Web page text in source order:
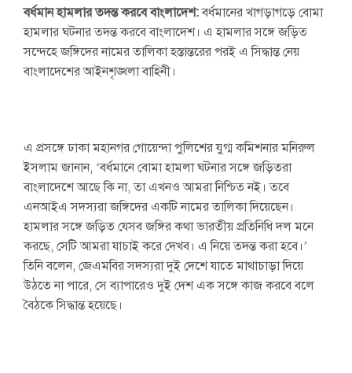
বর্ধমান হামলার তদন্ত করবে বাংলাদেশ:বর্ধমানের খাগড়াগড়ে বোমা
হামলার ঘটনার তদন্ত করবে বাংলাদেশ। এ হামলার সঙ্গে জড়িত
সন্দেহে জঙ্গিদের নামের তালিকা হস্তান্তরের পরই এ সিদ্ধান্ত নেয়
বাংলাদেশের আইনশৃঙ্খলা বাহিনী।
এ প্রসঙ্গে ঢাকা মহানগর গোয়েন্দা পুলিশের যুগ্ম কমিশনার মনিরুল
ইসলাম জানান, ‘বর্ধমানে বোমা হামলা ঘটনার সঙ্গে জড়িতরা
বাংলাদেশে আছে কি না, তা এখনও আমরা নিশ্চিত নই। তবে
এনআইএ সদস্যরা জঙ্গিদের একটি নামের তালিকা দিয়েছেন।
হামলার সঙ্গে জড়িত যেসব জঙ্গির কথা ভারতীয় প্রতিনিধি দল মনে
করছে, সেটি আমরা যাচাই করে দেখব। এ নিয়ে তদন্ত করা হবে।’
তিনি বলেন, জেএমবির সদস্যরা দুই দেশে যাতে মাথাচাড়া দিয়ে
উঠতে না পারে, সে ব্যাপারেও দুই দেশ এক সঙ্গে কাজ করবে বলে
বৈঠকে সিদ্ধান্ত হয়েছে।